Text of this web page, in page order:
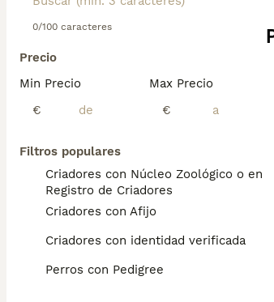
0/100 caracteres
Precio
Min Precio
€
Max Precio
€
Filtros populares
Criadores con Núcleo Zoológico o en el
Registro de Criadores
Criadores con Afijo
Criadores con identidad verificada
Perros con Pedigree